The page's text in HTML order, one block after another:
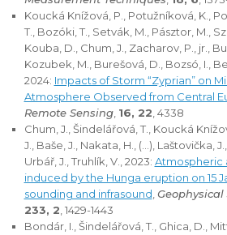
Koucká Knížová, P., Potužníková, K.,
T., Bozóki, T., Setvák, M., Pásztor, M.,
Kouba, D., Chum, J., Zacharov, P., jr.,
Kozubek, M., Burešová, D., Bozsó, I.,
2024: Impacts of Storm “Zyprian” on
Atmosphere Observed from Central
Remote Sensing, 16, 22 , 4338
Chum, J., Šindelářová, T., Koucká
J., Baše, J., Nakata, H., (...), Laštovička,
Urbář, J., Truhlík, V., 2023: Atmospheric
induced by the Hunga eruption on 15
sounding and infrasound
233, 2 , 1429-1443
Bondár, I., Šindelářová, T., Ghica, D.,